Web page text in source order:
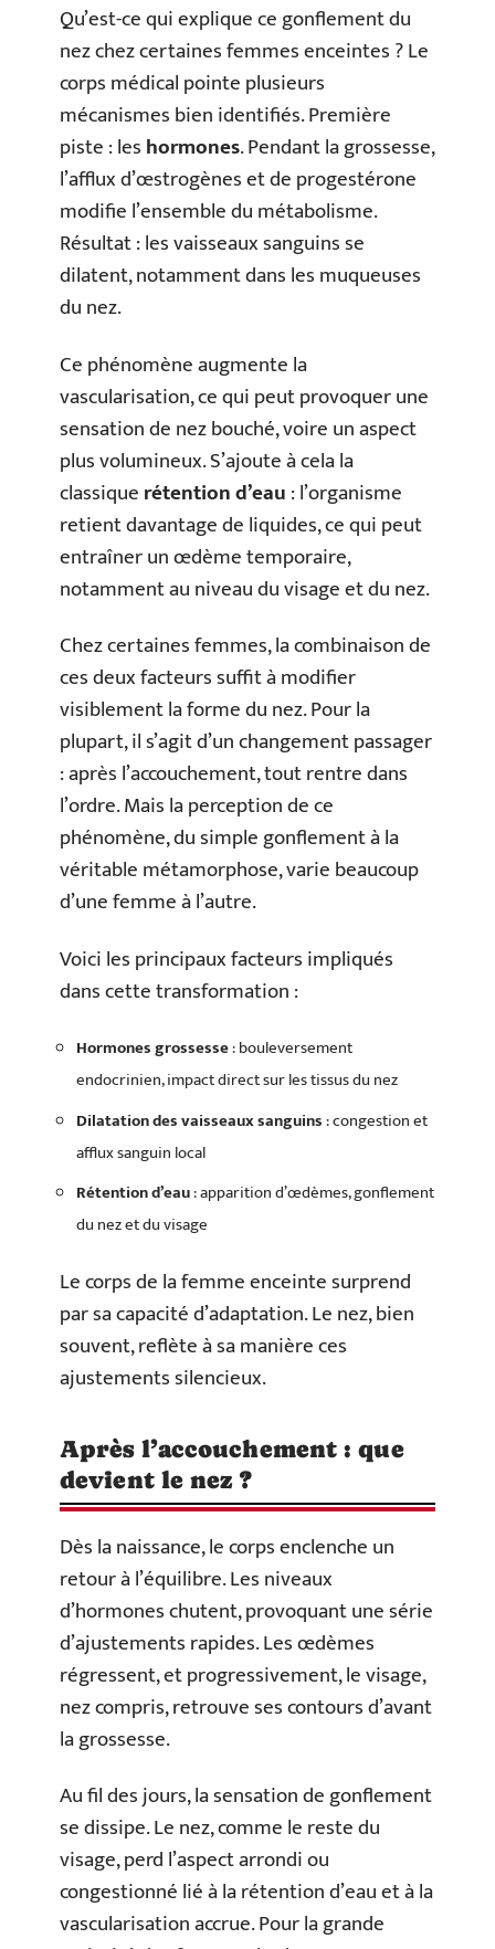
Qu’est-ce qui explique ce gonflement du
nez chez certaines femmes enceintes ? Le
corps médical pointe plusieurs
mécanismes bien identifiés. Première
piste : leshormones. Pendant la grossesse,
l’afflux d’œstrogènes et de progestérone
modifie l’ensemble du métabolisme.
Résultat : les vaisseaux sanguins se
dilatent, notamment dans les muqueuses
du nez.
Ce phénomène augmente la
vascularisation, ce qui peut provoquer une
sensation de nez bouché, voire un aspect
plus volumineux. S’ajoute à cela la
classiquerétention d’eau: l’organisme
retient davantage de liquides, ce qui peut
entraîner un œdème temporaire,
notamment au niveau du visage et du nez.
Chez certaines femmes, la combinaison de
ces deux facteurs suffit à modifier
visiblement la forme du nez. Pour la
plupart, il s’agit d’un changement passager
: après l’accouchement, tout rentre dans
l’ordre. Mais la perception de ce
phénomène, du simple gonflement à la
véritable métamorphose, varie beaucoup
d’une femme à l’autre.
Voici les principaux facteurs impliqués
dans cette transformation :
Hormones grossesse: bouleversement
endocrinien, impact direct sur les tissus du nez
Dilatation des vaisseaux sanguins: congestion et
afflux sanguin local
Rétention d’eau: apparition d’œdèmes, gonflement
du nez et du visage
Le corps de la femme enceinte surprend
par sa capacité d’adaptation. Le nez, bien
souvent, reflète à sa manière ces
ajustements silencieux.
Après l’accouchement : que
devient le nez ?
Dès la naissance, le corps enclenche un
retour à l’équilibre. Les niveaux
d’hormones chutent, provoquant une série
d’ajustements rapides. Les œdèmes
régressent, et progressivement, le visage,
nez compris, retrouve ses contours d’avant
la grossesse.
Au fil des jours, la sensation de gonflement
se dissipe. Le nez, comme le reste du
visage, perd l’aspect arrondi ou
congestionné lié à la rétention d’eau et à la
vascularisation accrue. Pour la grande